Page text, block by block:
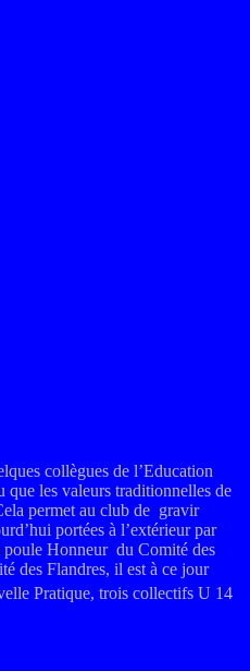
collègues de l’Education
que les valeurs traditionnelles de
permet au club de gravir
portées à l’extérieur par
poule Honneur du Comité des
des Flandres, il est à ce jour
Pratique, trois collectifs U 14